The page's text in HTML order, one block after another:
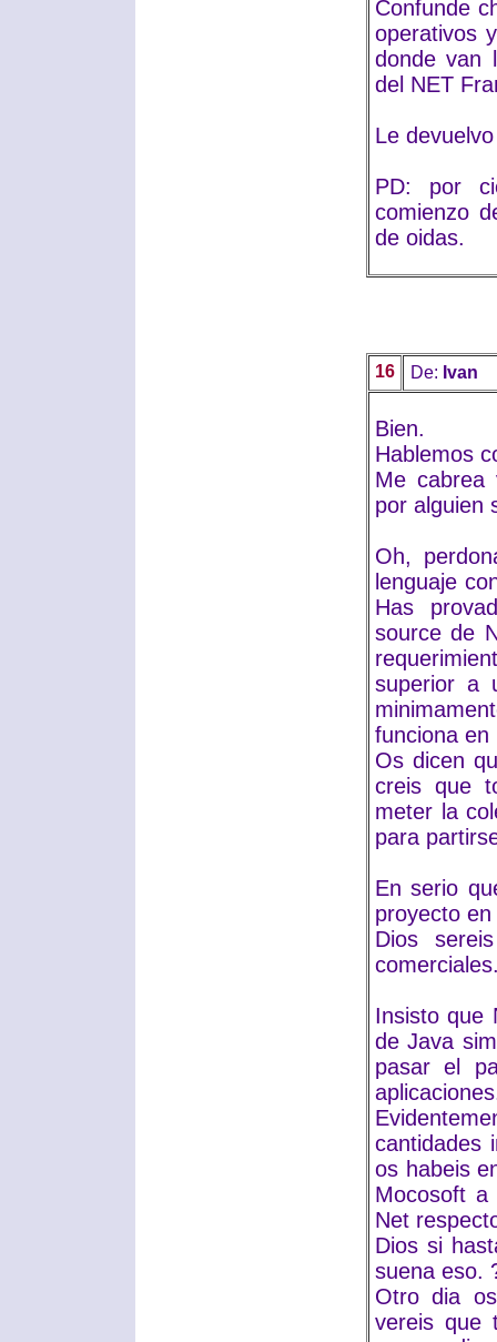
Confunde
operativos
donde van
del NET
Le
PD: por
comienzo
de oidas.
16 De: Ivan
Bien.
Hablemos
Me cabrea
por alguien
Oh,
lenguaje
Has
source de
superior a
funciona en
Os dicen
creis que
meter la
para
En serio
proyecto
Dios
Insisto que
de Java
pasar el
cantidades
os habeis
Mocosoft
Net
Dios si
suena eso.
Otro dia
vereis que